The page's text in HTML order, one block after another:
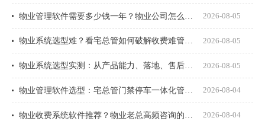
2026-08-05
物业系统选型难？看宅总管如何破解收费难管理乱 2026-08-05
2026-08-05
2026-08-04
2026-08-04